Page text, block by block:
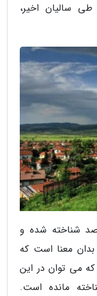
سالیان اخیر،
شناخته شده و
معنا است که
می توان در این
مانده است.